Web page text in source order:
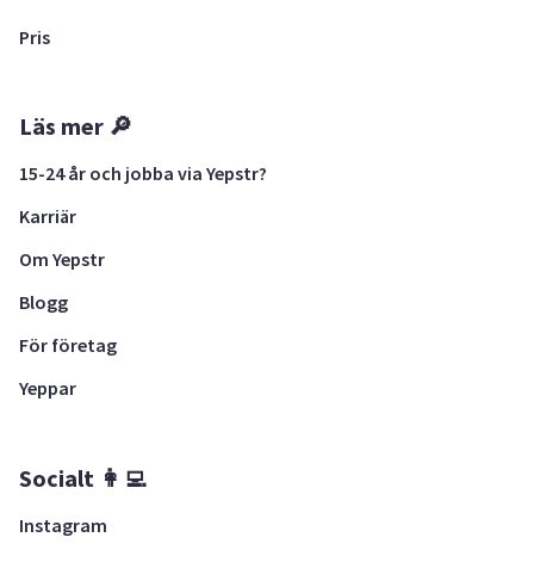
Pris
Läs mer 🔎
15-24 år och jobba via Yepstr?
Karriär
Om Yepstr
Blogg
För företag
Yeppar
Socialt 👩‍💻
Instagram